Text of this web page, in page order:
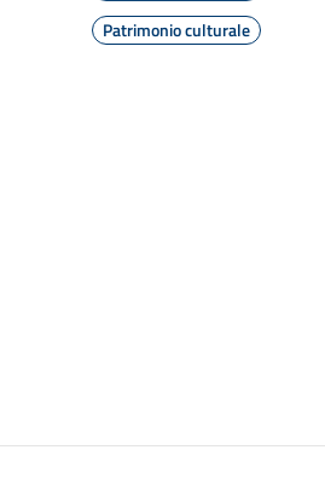
Patrimonio culturale